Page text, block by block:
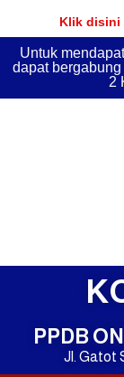
Klik disini
Untuk
dapat
2
PPDB
Jl. Gatot